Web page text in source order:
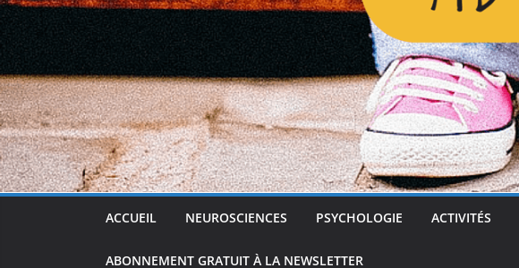
ACCUEIL NEUROSCIENCES PSYCHOLOGIE ACTIVITÉS
ABONNEMENT GRATUIT À LA NEWSLETTER